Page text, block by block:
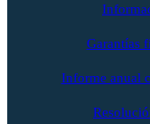
Garantías
Informe anual